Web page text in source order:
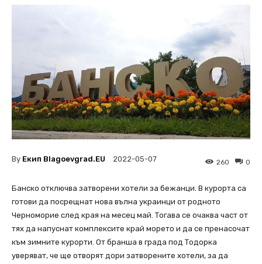
By Екип Blagoevgrad.EU 2022-05-07 0
260
Банско отключва затворени хотели за бежанци. В курорта са
готови да посрещнат нова вълна украинци от родното
Черноморие след края на месец май. Тогава се очаква част от
тях да напуснат комплексите край морето и да се пренасочат
към зимните курорти. От бранша в града под Тодорка
уверяват, че ще отворят дори затворените хотели, за да